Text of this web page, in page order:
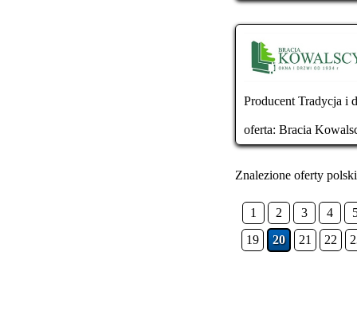
Producent Tradycja i
oferta: Bracia
Znalezione oferty
1 2 3 4
19
20 21 22